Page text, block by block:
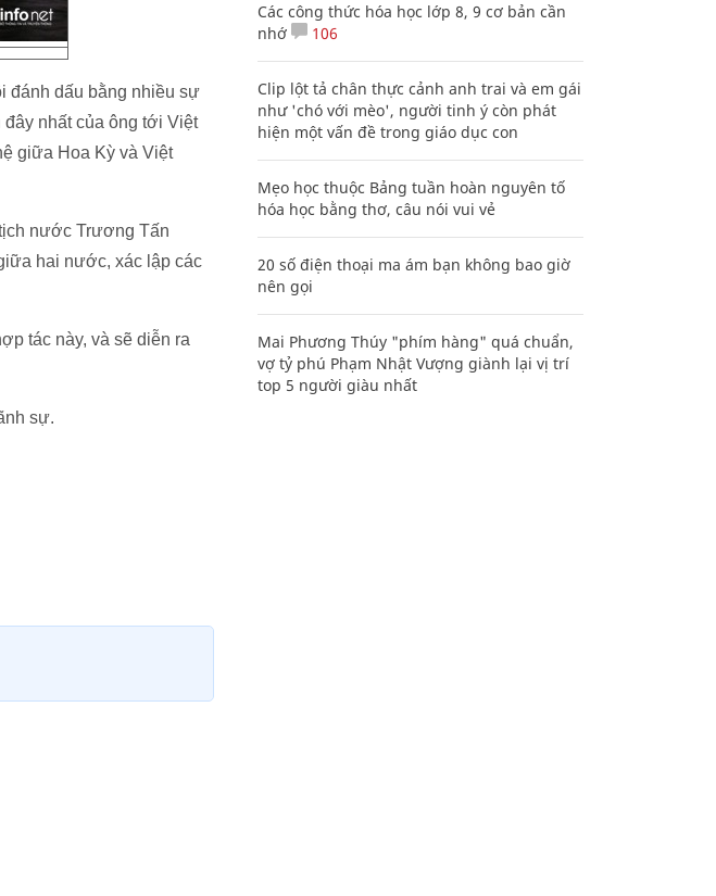
đánh dấu bằng nhiều sự
nhất của ông tới Việt
giữa Hoa Kỳ và Việt
nước Trương Tấn
hai nước, xác lập các
tác này, và sẽ diễn ra
sự.
Các công thức hóa học lớp 8, 9 cơ bản cần
nhớ
106
Clip lột tả chân thực cảnh anh trai và em gái
như 'chó với mèo', người tinh ý còn phát
hiện một vấn đề trong giáo dục con
Mẹo học thuộc Bảng tuần hoàn nguyên tố
hóa học bằng thơ, câu nói vui vẻ
20 số điện thoại ma ám bạn không bao giờ
nên gọi
Mai Phương Thúy "phím hàng" quá chuẩn,
vợ tỷ phú Phạm Nhật Vượng giành lại vị trí
top 5 người giàu nhất